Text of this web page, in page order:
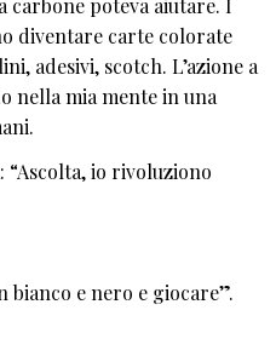
diventare carte colorate
adesivi, scotch. L’azione a
nella mia mente in una
io rivoluziono
e nero e giocare”.